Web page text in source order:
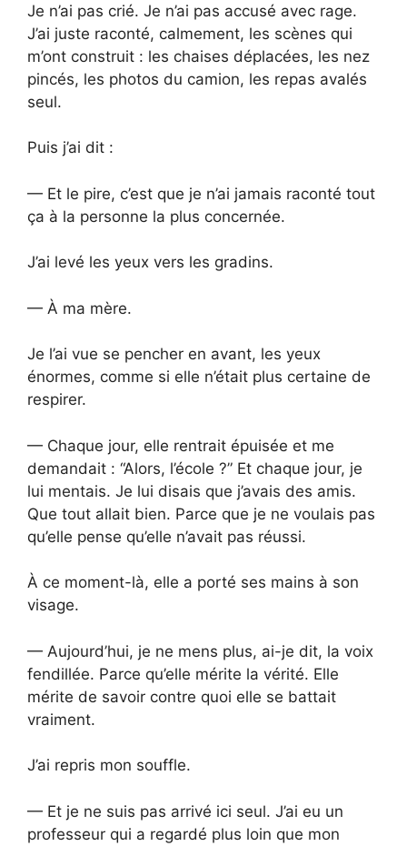
Je n’ai pas crié. Je n’ai pas accusé avec rage.
J’ai juste raconté, calmement, les scènes qui
m’ont construit : les chaises déplacées, les nez
pincés, les photos du camion, les repas avalés
seul.
Puis j’ai dit :
— Et le pire, c’est que je n’ai jamais raconté tout
ça à la personne la plus concernée.
J’ai levé les yeux vers les gradins.
— À ma mère.
Je l’ai vue se pencher en avant, les yeux
énormes, comme si elle n’était plus certaine de
respirer.
— Chaque jour, elle rentrait épuisée et me
demandait : “Alors, l’école ?” Et chaque jour, je
lui mentais. Je lui disais que j’avais des amis.
Que tout allait bien. Parce que je ne voulais pas
qu’elle pense qu’elle n’avait pas réussi.
À ce moment-là, elle a porté ses mains à son
visage.
— Aujourd’hui, je ne mens plus, ai-je dit, la voix
fendillée. Parce qu’elle mérite la vérité. Elle
mérite de savoir contre quoi elle se battait
vraiment.
J’ai repris mon souffle.
— Et je ne suis pas arrivé ici seul. J’ai eu un
professeur qui a regardé plus loin que mon